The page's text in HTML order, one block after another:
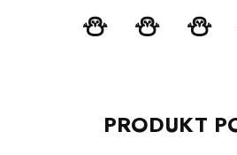
⛄ ⛄ ⛄
PRODUKT